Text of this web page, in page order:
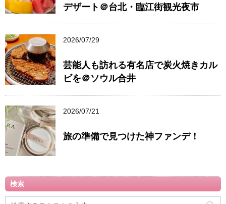
デザート＠台北・臨江街観光夜市
2026/07/29
芸能人も訪れる有名店で炭火焼きカル
ビを＠ソウル合井
2026/07/21
旅の準備で見つけた神ファンデ！
検索